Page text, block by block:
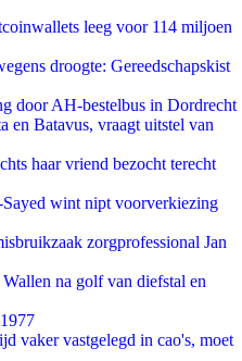
leeg voor 114 miljoen
droogte: Gereedschapskist
door AH-bestelbus in Dordrecht
en Batavus, vraagt uitstel van
haar vriend bezocht terecht
wint nipt voorverkiezing
zorgprofessional Jan
na golf van diefstal en
vaker vastgelegd in cao's, moet